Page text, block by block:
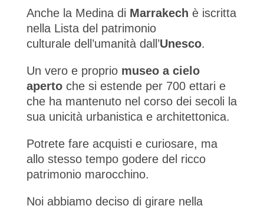
Anche la Medina di Marrakech è iscritta
nella Lista del patrimonio
culturale dell’umanità dall’Unesco.
Un vero e proprio museo a cielo
apertoche si estende per 700 ettari e
che ha mantenuto nel corso dei secoli la
sua unicità urbanistica e architettonica.
Potrete fare acquisti e curiosare, ma
allo stesso tempo godere del ricco
patrimonio marocchino.
Noi abbiamo deciso di girare nella